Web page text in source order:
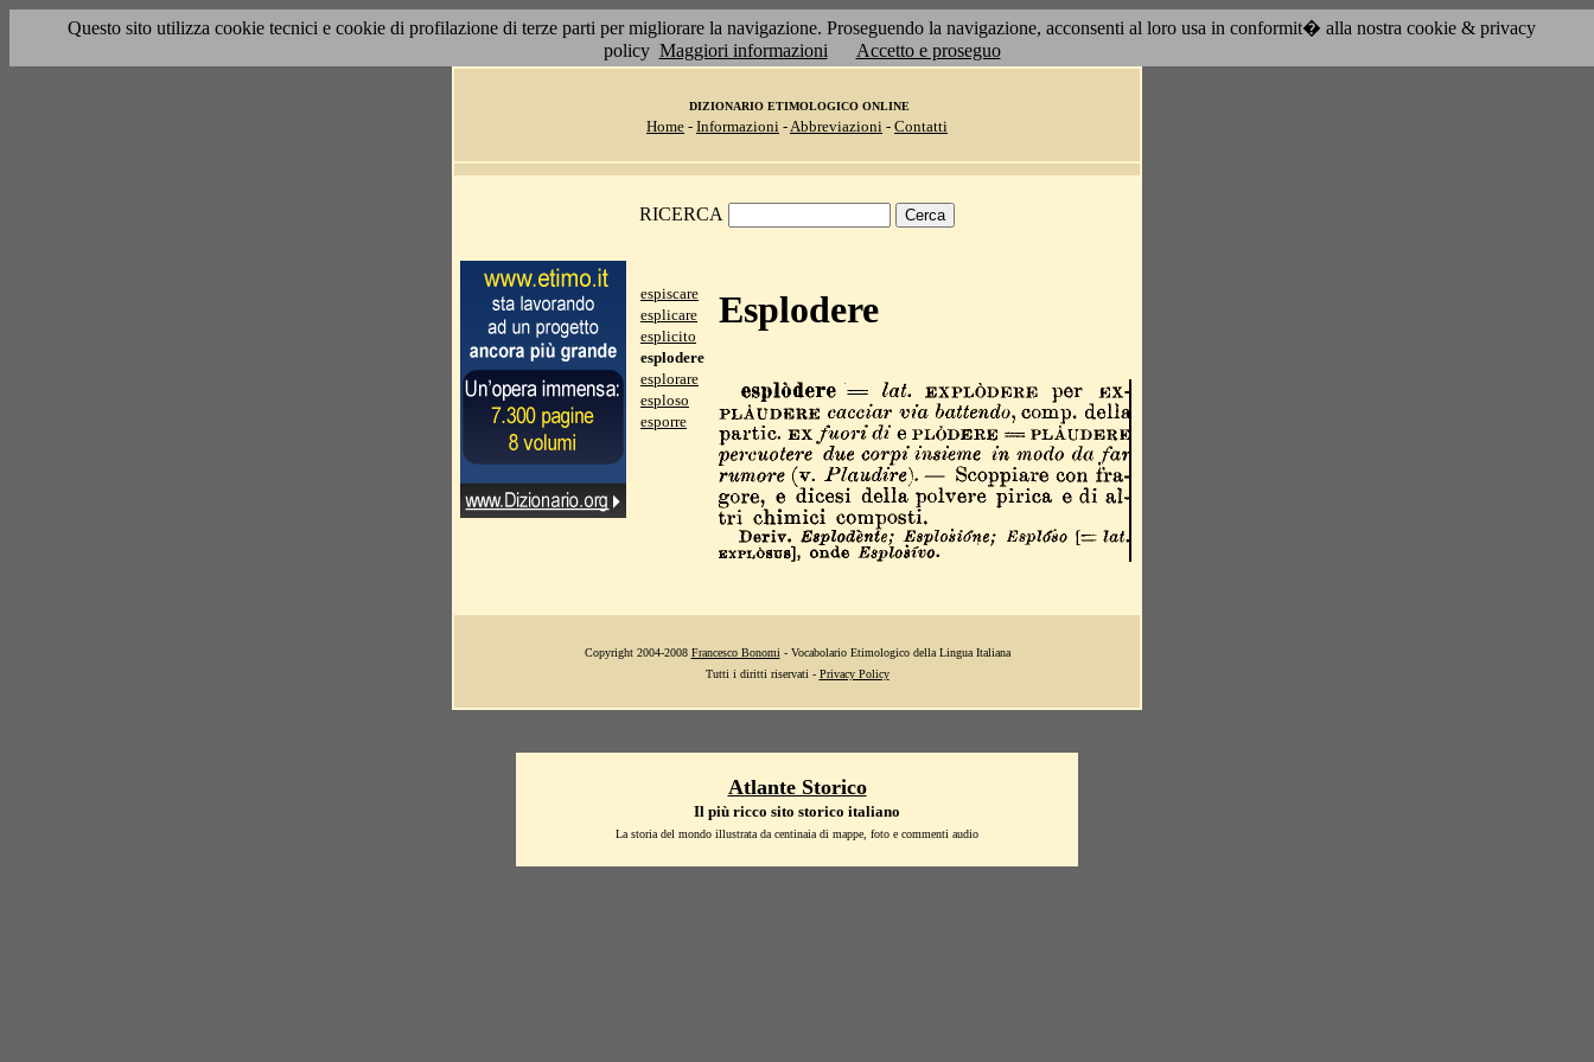
Questo sito utilizza cookie tecnici e cookie di profilazione di terze parti per migliorare la navigazione. Proseguendo la navigazione, acconsenti al loro usa in conformit� alla nostra cookie & privacy
policy Maggiori informazioni Accetto e proseguo
DIZIONARIO ETIMOLOGICO ONLINE
Home - Informazioni -Abbreviazioni - Contatti
RICERCA
espiscare
esplicare
esplicito
esplodere
esplorare
esploso
esporre
Esplodere
Copyright 2004-2008 Francesco Bonomi - Vocabolario Etimologico della Lingua Italiana
Tutti i diritti riservati - Privacy Policy
Atlante Storico
Il più ricco sito storico italiano
La storia del mondo illustrata da centinaia di mappe, foto e commenti audio